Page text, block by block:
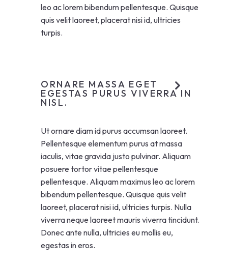
leo ac lorem bibendum pellentesque. Quisque
quis velit laoreet, placerat nisi id, ultricies
turpis.
ORNARE MASSA EGET
EGESTAS PURUS VIVERRA IN
NISL.
Ut ornare diam id purus accumsan laoreet.
Pellentesque elementum purus at massa
iaculis, vitae gravida justo pulvinar. Aliquam
posuere tortor vitae pellentesque
pellentesque. Aliquam maximus leo ac lorem
bibendum pellentesque. Quisque quis velit
laoreet, placerat nisi id, ultricies turpis. Nulla
viverra neque laoreet mauris viverra tincidunt.
Donec ante nulla, ultricies eu mollis eu,
egestas in eros.